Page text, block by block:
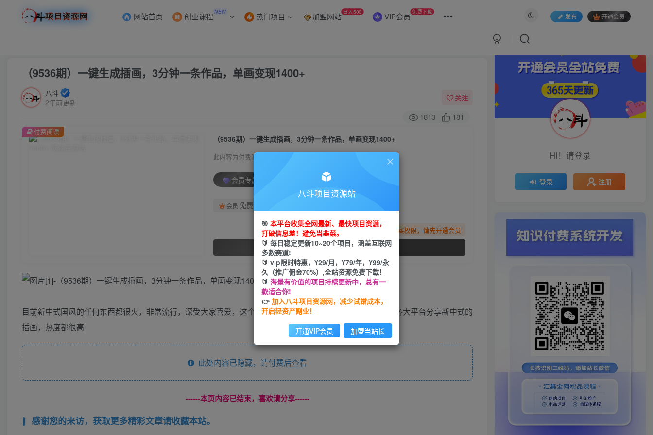
网站首页 创业课程 NEW 热门项目 加盟网站 日入500 VIP会员 免费下载
发布 开通会员
（9536期）一键生成插画，3分钟一条作品，单画变现1400+
八斗
2年前更新
关注
1813 181
（9536期）一键生成插画，3分钟一条作品，单画变现1400+
此内容为付费阅读，请付费后查看
会员专属资源
会员 免费
您暂无购买权限，请先开通会员
开通会员
付费阅读
目前新中式国风的任何东西都很火，非常流行，深受大家喜爱，这个赛道也比较小众，早入场就能早布局，在各大平台分享新中式的
插画，热度都很高
此处内容已隐藏，请付费后查看
------本页内容已结束，喜欢请分享------
感谢您的来访，获取更多精彩文章请收藏本站。
HI！请登录
登录 注册
八斗项目资源站
🎯 本平台收集全网最新、最快项目资源，
打破信息差！避免当韭菜。
🔰 每日稳定更新10~20个项目，涵盖互联网
多数赛道!
🔰 vip限时特惠，¥29/月，¥79/年，¥99/永
久（推广佣金70%）,全站资源免费下载！
🔰 海量有价值的项目持续更新中，总有一
款适合你!
👉加入八斗项目资源网，减少试错成本，
开启轻资产副业！
开通VIP会员 加盟当站长